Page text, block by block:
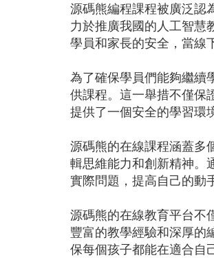
源碼熊編程課程被廣泛認
力於推廣我國的人工智慧
學員和家長的安全，當線
為了確保學員們能夠繼續
供課程。這一舉措不僅保
提供了一個安全的學習環
源碼熊的在線課程涵蓋多
輯思維能力和創新精神。
實際問題，提高自己的動
源碼熊的在線教育平台不
豐富的教學經驗和深厚的
保每個孩子都能在適合自